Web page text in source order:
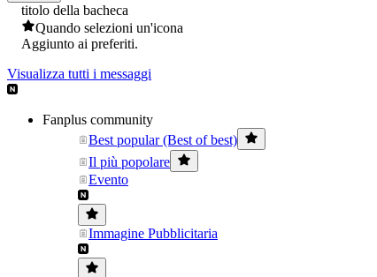
titolo della bacheca
Quando selezioni un'icona
Aggiunto ai preferiti.
Visualizza tutti i messaggi
Fanplus community
Best popular (Best of best)
Il più popolare
Evento
Immagine Pubblicitaria